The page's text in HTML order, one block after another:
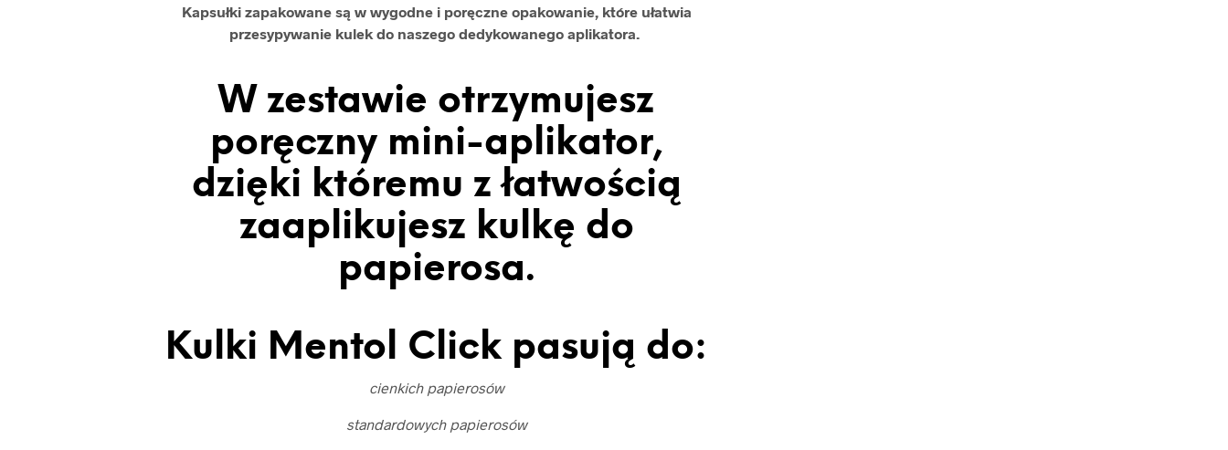
Kapsułki zapakowane są w wygodne i poręczne opakowanie, które ułatwia
przesypywanie kulek do naszego dedykowanego aplikatora.
W zestawie otrzymujesz
poręczny mini-aplikator,
dzięki któremu z łatwością
zaaplikujesz kulkę do
papierosa.
Kulki Mentol Click pasują do:
cienkich papierosów
standardowych papierosów